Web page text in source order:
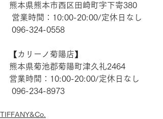
熊本県熊本市西区田崎町字下寄380
営業時間：10:00-20:00/定休日なし
096-324-0558
【​カリーノ菊陽店】
熊本県菊池郡菊陽町津久礼2464
営業時間：10:00-20:00/定休日なし
096-234-8973
TIFFANY&Co.